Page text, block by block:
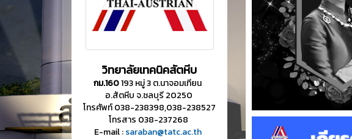
วิทยาลัยเทคนิคสัตหีบ
กม.160193 หมู่ 3 ต.นาจอมเทียน
อ.สัตหีบ จ.ชลบุรี 20250
โทรศัพท์ 038-238398,038-238527
โทรสาร 038-237268
E-mail :saraban@tatc.ac.th